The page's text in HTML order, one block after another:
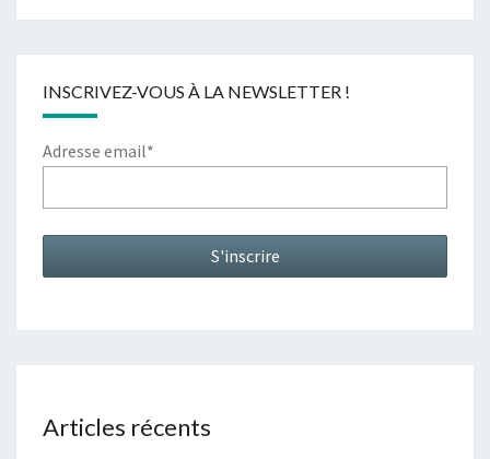
INSCRIVEZ-VOUS À LA NEWSLETTER !
Adresse email*
Articles récents